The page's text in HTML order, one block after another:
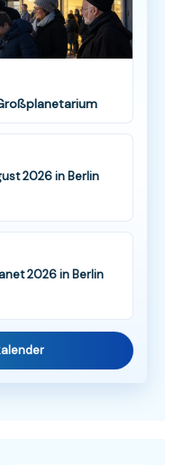
2026 in Berlin
2026 in Berlin